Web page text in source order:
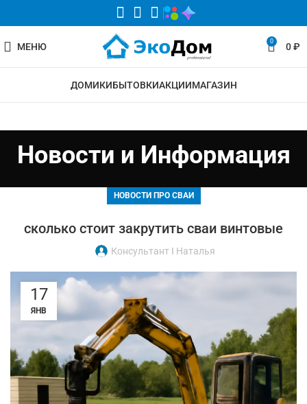
МЕНЮ 0 0₽
ДОМИКИБЫТОВКИАКЦИИМАГАЗИН
Новости и Информация
НОВОСТИ ПРО СВАИ
сколько стоит закрутить сваи винтовые
Консультант I Наталья
17
ЯНВ